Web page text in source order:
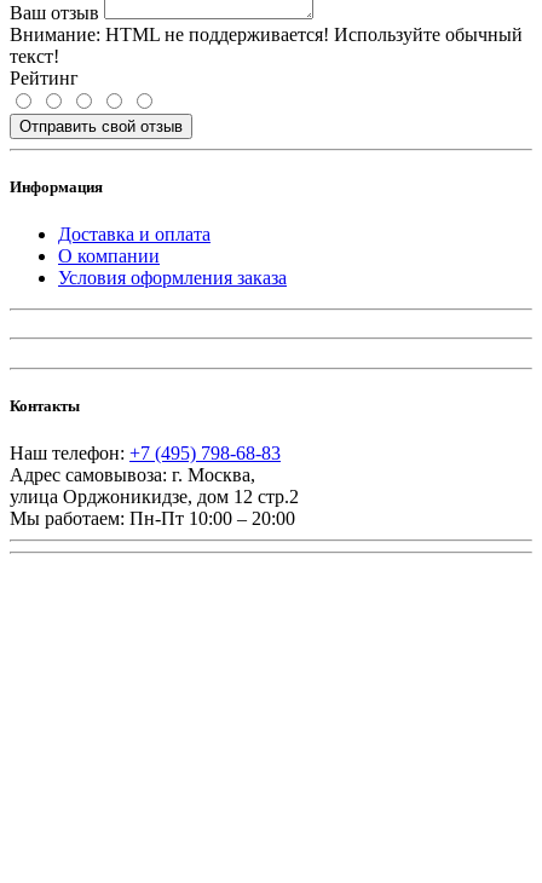
Ваш отзыв
Внимание: HTML не поддерживается! Используйте обычный
текст!
Рейтинг
Отправить свой отзыв
Информация
Доставка и оплата
О компании
Условия оформления заказа
Контакты
Наш телефон: +7 (495) 798-68-83
Адрес самовывоза: г. Москва,
улица Орджоникидзе, дом 12 стр.2
Мы работаем: Пн-Пт 10:00 – 20:00